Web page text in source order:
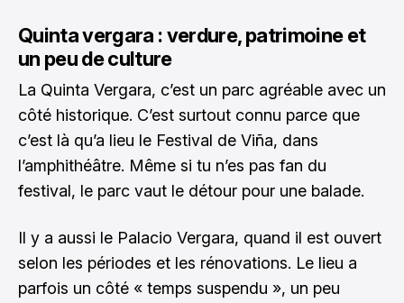
Quinta vergara : verdure, patrimoine et
un peu de culture
La Quinta Vergara, c’est un parc agréable avec un
côté historique. C’est surtout connu parce que
c’est là qu’a lieu le Festival de Viña, dans
l’amphithéâtre. Même si tu n’es pas fan du
festival, le parc vaut le détour pour une balade.
Il y a aussi le Palacio Vergara, quand il est ouvert
selon les périodes et les rénovations. Le lieu a
parfois un côté « temps suspendu », un peu